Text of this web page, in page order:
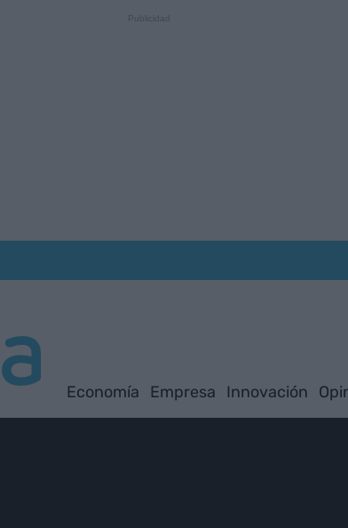
Economía Empresa Innovación